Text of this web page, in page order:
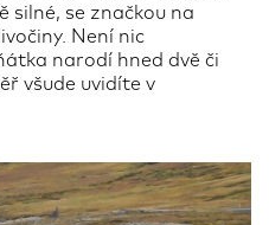
silné, se značkou na
Není nic
narodí hned dvě či
všude uvidíte v